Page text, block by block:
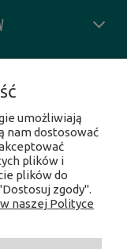
umożliwiają
nam dostosować
plików i
plików do
zgody".
naszej Polityce